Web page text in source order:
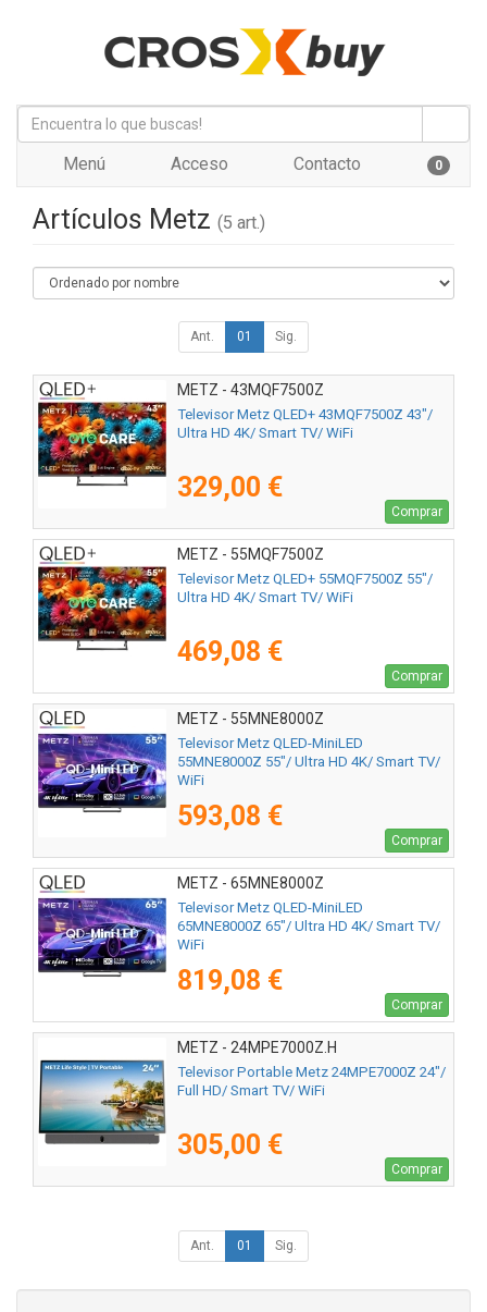
Menú Acceso Contacto 0
Artículos Metz (5 art.)
Ant. 01 Sig.
METZ - 43MQF7500Z
Televisor Metz QLED+ 43MQF7500Z 43"/
Ultra HD 4K/ Smart TV/ WiFi
329,00 €
Comprar
METZ - 55MQF7500Z
Televisor Metz QLED+ 55MQF7500Z 55"/
Ultra HD 4K/ Smart TV/ WiFi
469,08 €
Comprar
METZ - 55MNE8000Z
Televisor Metz QLED-MiniLED
55MNE8000Z 55"/ Ultra HD 4K/ Smart TV/
WiFi
593,08 €
Comprar
METZ - 65MNE8000Z
Televisor Metz QLED-MiniLED
65MNE8000Z 65"/ Ultra HD 4K/ Smart TV/
WiFi
819,08 €
Comprar
METZ - 24MPE7000Z.H
Televisor Portable Metz 24MPE7000Z 24"/
Full HD/ Smart TV/ WiFi
305,00 €
Comprar
Ant. 01 Sig.